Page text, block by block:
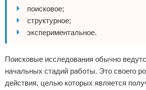
поисковое;
структурное;
экспериментальное.
Поисковые исследования обычно
начальных стадий работы. Это своего
действия, целью которых является